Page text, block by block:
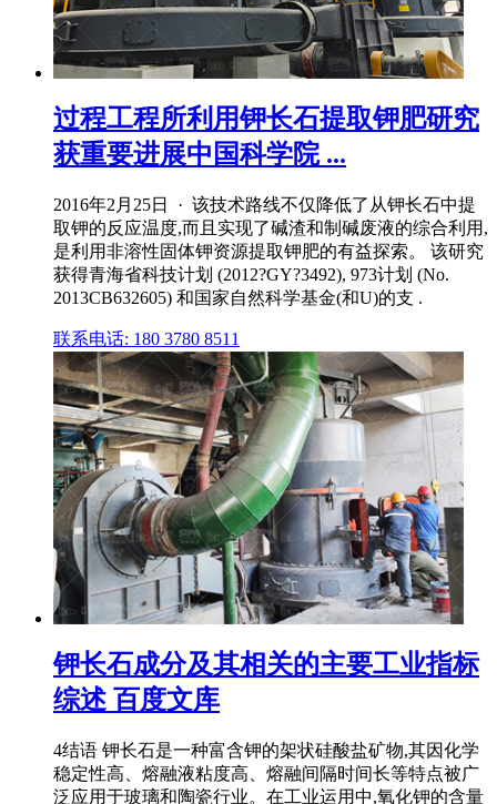
过程工程所利用钾长石提取钾肥研究
获重要进展中国科学院 ...
2016年2月25日 · 该技术路线不仅降低了从钾长石中提
取钾的反应温度,而且实现了碱渣和制碱废液的综合利用,
是利用非溶性固体钾资源提取钾肥的有益探索。 该研究
获得青海省科技计划 (2012?GY?3492), 973计划 (No.
2013CB632605) 和国家自然科学基金(和U)的支 .
联系电话: 180 3780 8511
钾长石成分及其相关的主要工业指标
综述 百度文库
4结语 钾长石是一种富含钾的架状硅酸盐矿物,其因化学
稳定性高、熔融液粘度高、熔融间隔时间长等特点被广
泛应用于玻璃和陶瓷行业。在工业运用中,氧化钾的含量